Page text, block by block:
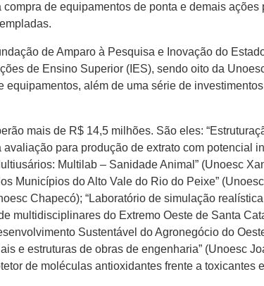
de equipamentos de ponta e demais
de Amparo à Pesquisa e Inovação do
de Ensino Superior (IES), sendo oito da
equipamentos, além de uma série de
mais de R$ 14,5 milhões. São eles:
para produção de extrato com potencial
Multilab – Sanidade Animal” (Unoesc
Municípios do Alto Vale do Rio do Peixe”
Chapecó); “Laboratório de simulação
multidisciplinares do Extremo Oeste de Santa
Sustentável do Agronegócio do
e estruturas de obras de engenharia” (Unoesc
de moléculas antioxidantes frente a toxicantes